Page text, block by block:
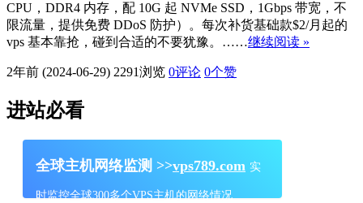
CPU，DDR4 内存，配 10G 起 NVMe SSD，1Gbps 带宽，不
限流量，提供免费 DDoS 防护）。每次补货基础款$2/月起的
vps 基本靠抢，碰到合适的不要犹豫。……继续阅读 »
2年前 (2024-06-29) 2291浏览 0评论 0个赞
进站必看
全球主机网络监测 >>vps789.com 实
时监控全球300多个VPS主机的网络情况